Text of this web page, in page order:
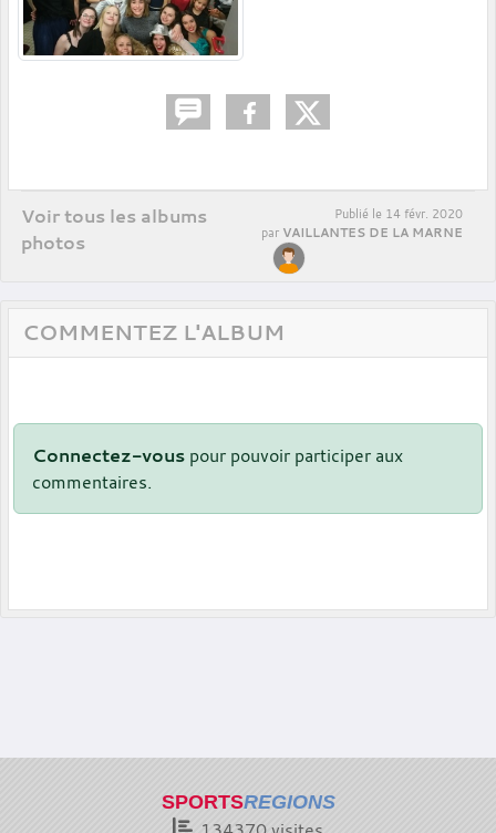
Voir tous les albums
photos
Publié le 14 févr. 2020
par VAILLANTES DE LA MARNE
COMMENTEZ L'ALBUM
Connectez-vous pour pouvoir participer aux
commentaires.
SPORTSREGIONS